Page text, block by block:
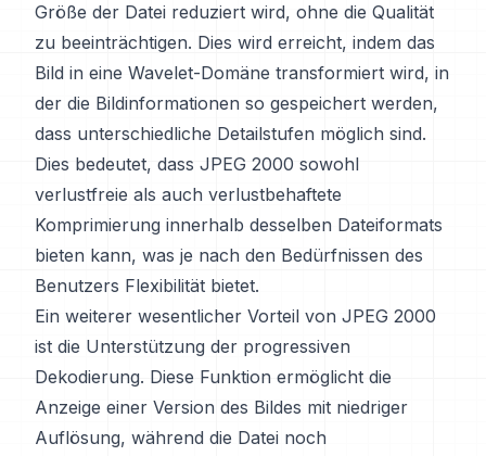
Größe der Datei reduziert wird, ohne die Qualität
zu beeinträchtigen. Dies wird erreicht, indem das
Bild in eine Wavelet-Domäne transformiert wird, in
der die Bildinformationen so gespeichert werden,
dass unterschiedliche Detailstufen möglich sind.
Dies bedeutet, dass JPEG 2000 sowohl
verlustfreie als auch verlustbehaftete
Komprimierung innerhalb desselben Dateiformats
bieten kann, was je nach den Bedürfnissen des
Benutzers Flexibilität bietet.
Ein weiterer wesentlicher Vorteil von JPEG 2000
ist die Unterstützung der progressiven
Dekodierung. Diese Funktion ermöglicht die
Anzeige einer Version des Bildes mit niedriger
Auflösung, während die Datei noch